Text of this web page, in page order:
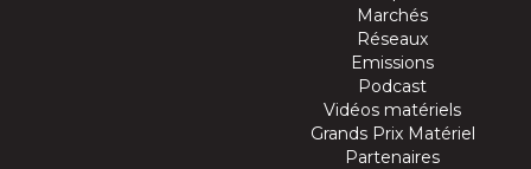
Marchés
Réseaux
Emissions
Podcast
Vidéos matériels
Grands Prix Matériel
Partenaires